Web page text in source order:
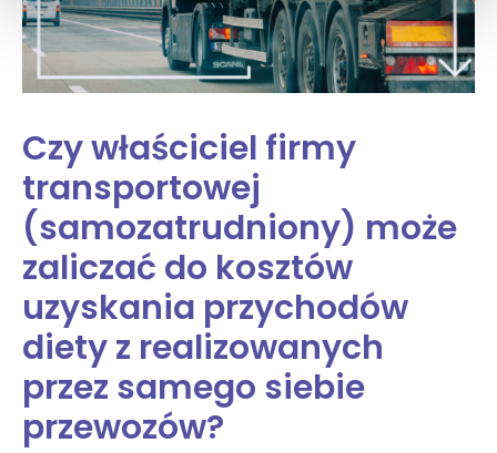
Czy właściciel firmy
transportowej
(samozatrudniony) może
zaliczać do kosztów
uzyskania przychodów
diety z realizowanych
przez samego siebie
przewozów?